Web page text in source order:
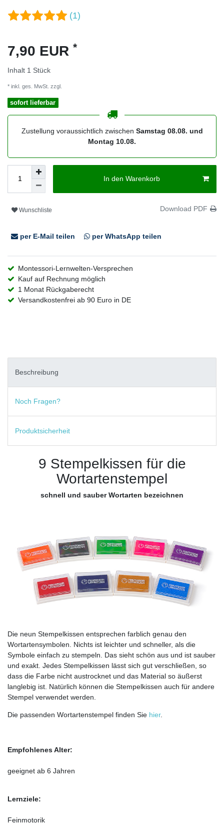
(1)
7,90 EUR *
Inhalt 1 Stück
* inkl. ges. MwSt. zzgl.
sofort lieferbar
Zustellung voraussichtlich zwischen Samstag 08.08. und
Montag 10.08.
In den Warenkorb
Wunschliste Download PDF
per E-Mail teilen per WhatsApp teilen
Montessori-Lernwelten-Versprechen
Kauf auf Rechnung möglich
1 Monat Rückgaberecht
Versandkostenfrei ab 90 Euro in DE
Beschreibung
Noch Fragen?
Produktsicherheit
9 Stempelkissen für die
Wortartenstempel
schnell und sauber Wortarten bezeichnen
Die neun Stempelkissen entsprechen farblich genau den
Wortartensymbolen. Nichts ist leichter und schneller, als die
Symbole einfach zu stempeln. Das sieht schön aus und ist sauber
und exakt. Jedes Stempelkissen lässt sich gut verschließen, so
dass die Farbe nicht austrocknet und das Material so äußerst
langlebig ist. Natürlich können die Stempelkissen auch für andere
Stempel verwendet werden.
Die passenden Wortartenstempel finden Sie hier.
Empfohlenes Alter:
geeignet ab 6 Jahren
Lernziele:
Feinmotorik